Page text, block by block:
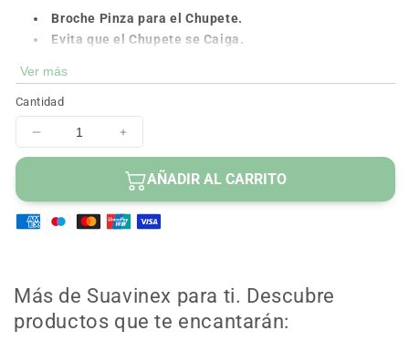
Broche Pinza para el Chupete.
Evita que el Chupete se Caiga.
A Juego con los Chupetes SX Pro.
Diseño Loro Rosa.
Ver más
Cantidad
Disminuir
cantidad
SUAVINEX
Broche
de
(Loro
Rosa)
+0m
Aumentar
cantidad
para
SUAVINEX
Broche
de
(Loro
Rosa)
+0m
AÑADIR AL CARRITO
Más de Suavinex para ti. Descubre
productos que te encantarán: